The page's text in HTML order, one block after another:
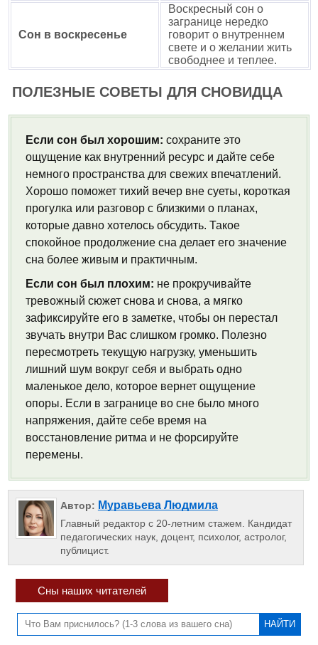
Сон в воскресенье
Воскресный сон о
загранице нередко
говорит о внутреннем
свете и о желании жить
свободнее и теплее.
ПОЛЕЗНЫЕ СОВЕТЫ ДЛЯ СНОВИДЦА
Если сон был хорошим: сохраните это
ощущение как внутренний ресурс и дайте себе
немного пространства для свежих впечатлений.
Хорошо поможет тихий вечер вне суеты, короткая
прогулка или разговор с близкими о планах,
которые давно хотелось обсудить. Такое
спокойное продолжение сна делает его значение
сна более живым и практичным.
Если сон был плохим: не прокручивайте
тревожный сюжет снова и снова, а мягко
зафиксируйте его в заметке, чтобы он перестал
звучать внутри Вас слишком громко. Полезно
пересмотреть текущую нагрузку, уменьшить
лишний шум вокруг себя и выбрать одно
маленькое дело, которое вернет ощущение
опоры. Если в загранице во сне было много
напряжения, дайте себе время на
восстановление ритма и не форсируйте
перемены.
Автор: Муравьева Людмила
Главный редактор с 20-летним стажем. Кандидат
педагогических наук, доцент, психолог, астролог,
публицист.
Сны наших читателей